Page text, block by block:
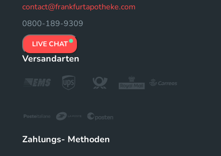
contact@frankfurtapotheke.com
0800-189-9309
LIVE CHAT
Versandarten
Zahlungs- Methoden